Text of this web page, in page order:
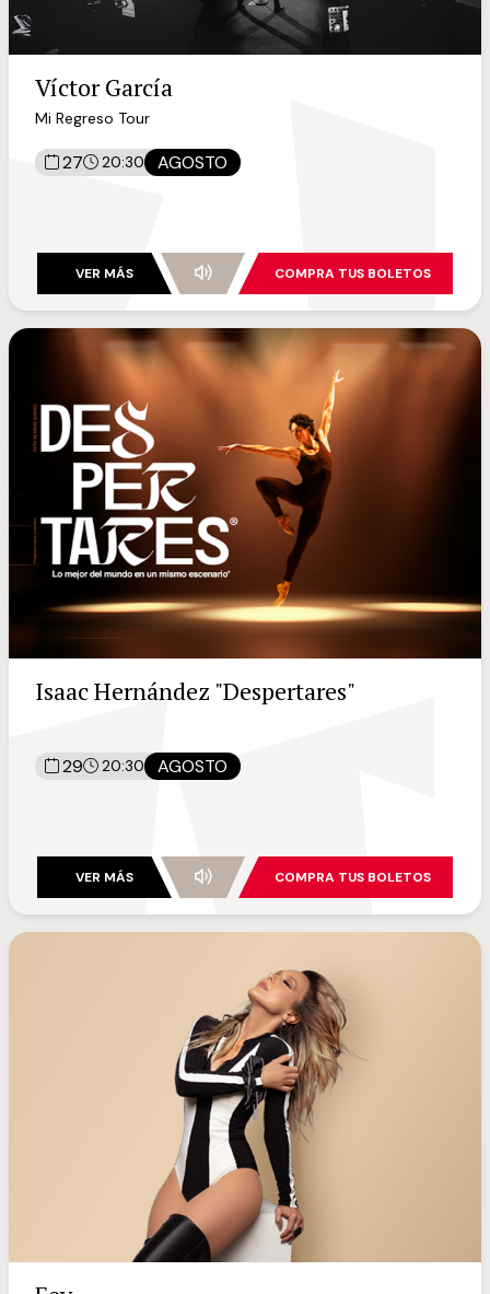
Víctor García
Mi Regreso Tour
27 20:30 AGOSTO
VER MÁS COMPRA TUS BOLETOS
Isaac Hernández "Despertares"
29 20:30 AGOSTO
VER MÁS COMPRA TUS BOLETOS